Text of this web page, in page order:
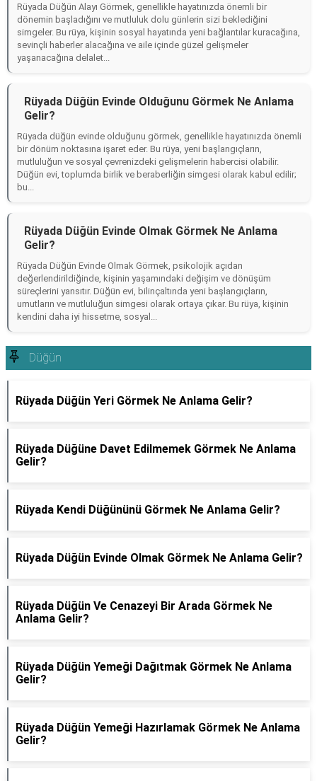
Rüyada Düğün Alayı Görmek, genellikle hayatınızda önemli bir
dönemin başladığını ve mutluluk dolu günlerin sizi beklediğini
simgeler. Bu rüya, kişinin sosyal hayatında yeni bağlantılar kuracağına,
sevinçli haberler alacağına ve aile içinde güzel gelişmeler
yaşanacağına delalet...
Rüyada Düğün Evinde Olduğunu Görmek Ne Anlama
Gelir?
Rüyada düğün evinde olduğunu görmek, genellikle hayatınızda önemli
bir dönüm noktasına işaret eder. Bu rüya, yeni başlangıçların,
mutluluğun ve sosyal çevrenizdeki gelişmelerin habercisi olabilir.
Düğün evi, toplumda birlik ve beraberliğin simgesi olarak kabul edilir;
bu...
Rüyada Düğün Evinde Olmak Görmek Ne Anlama
Gelir?
Rüyada Düğün Evinde Olmak Görmek, psikolojik açıdan
değerlendirildiğinde, kişinin yaşamındaki değişim ve dönüşüm
süreçlerini yansıtır. Düğün evi, bilinçaltında yeni başlangıçların,
umutların ve mutluluğun simgesi olarak ortaya çıkar. Bu rüya, kişinin
kendini daha iyi hissetme, sosyal...
Düğün
Rüyada Düğün Yeri Görmek Ne Anlama Gelir?
Rüyada Düğüne Davet Edilmemek Görmek Ne Anlama
Gelir?
Rüyada Kendi Düğününü Görmek Ne Anlama Gelir?
Rüyada Düğün Evinde Olmak Görmek Ne Anlama Gelir?
Rüyada Düğün Ve Cenazeyi Bir Arada Görmek Ne
Anlama Gelir?
Rüyada Düğün Yemeği Dağıtmak Görmek Ne Anlama
Gelir?
Rüyada Düğün Yemeği Hazırlamak Görmek Ne Anlama
Gelir?